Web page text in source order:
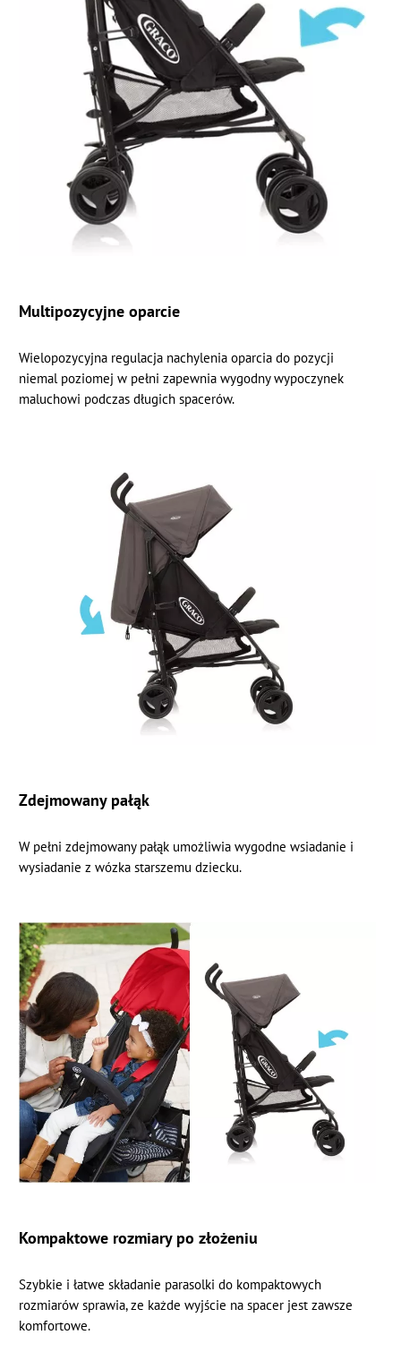
Multipozycyjne oparcie
Wielopozycyjna regulacja nachylenia oparcia do pozycji
niemal poziomej w pełni zapewnia wygodny wypoczynek
maluchowi podczas długich spacerów.
Zdejmowany pałąk
W pełni zdejmowany pałąk umożliwia wygodne wsiadanie i
wysiadanie z wózka starszemu dziecku.
Kompaktowe rozmiary po złożeniu
Szybkie i łatwe składanie parasolki do kompaktowych
rozmiarów sprawia, ze każde wyjście na spacer jest zawsze
komfortowe.